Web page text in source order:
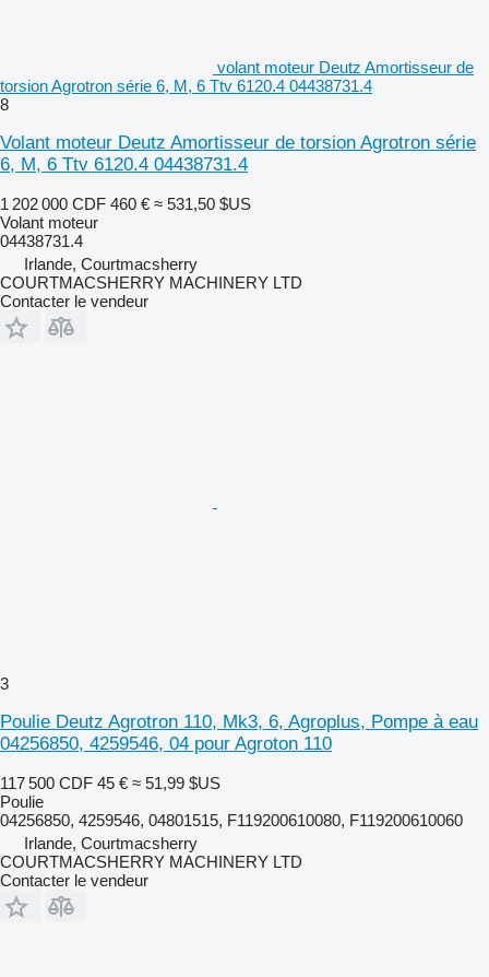
volant moteur Deutz Amortisseur de
torsion Agrotron série 6, M, 6 Ttv 6120.4 04438731.4
8
Volant moteur Deutz Amortisseur de torsion Agrotron série
6, M, 6 Ttv 6120.4 04438731.4
1 202 000 CDF 460 € ≈ 531,50 $US
Volant moteur
04438731.4
Irlande, Courtmacsherry
COURTMACSHERRY MACHINERY LTD
Contacter le vendeur
3
Poulie Deutz Agrotron 110, Mk3, 6, Agroplus, Pompe à eau
04256850, 4259546, 04 pour Agroton 110
117 500 CDF 45 € ≈ 51,99 $US
Poulie
04256850, 4259546, 04801515, F119200610080, F119200610060
Irlande, Courtmacsherry
COURTMACSHERRY MACHINERY LTD
Contacter le vendeur